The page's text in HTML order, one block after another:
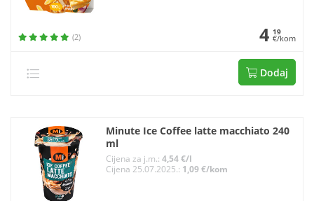
(2) 4 19
€/kom
Dodaj
Minute Ice Coffee latte macchiato 240
ml
Cijena za j.m.: 4,54 €/l
Cijena 25.07.2025.: 1,09 €/kom